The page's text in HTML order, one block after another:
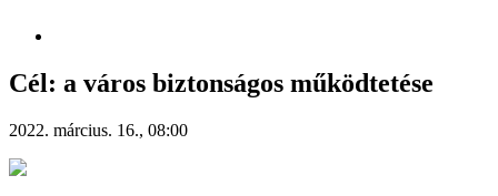
Cél: a város biztonságos működtetése
2022. március. 16., 08:00